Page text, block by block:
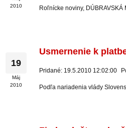
2010
Roľnícke noviny, DÚBRAVSKÁ
19
Máj
2010
Usmernenie k
Pridané: 19.5.2010 12:02:00
Podľa nariadenia vlády